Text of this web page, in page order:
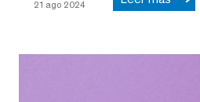
21 ago 2024